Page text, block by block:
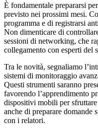
È fondamentale prepararsi
previsto nei prossimi mesi.
programma e di registrarsi
Non dimenticare di
sessioni di networking, che
collegamento con esperti del
Tra le novità, segnaliamo
sistemi di monitoraggio
Questi strumenti saranno
favorendo l’apprendimento
dispositivi mobili per
anche di preparare domande
con i relatori.